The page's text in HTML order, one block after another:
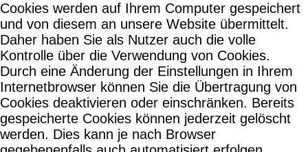
Cookies werden auf Ihrem Computer gespeichert
und von diesem an unsere Website übermittelt.
Daher haben Sie als Nutzer auch die volle
Kontrolle über die Verwendung von Cookies.
Durch eine Änderung der Einstellungen in Ihrem
Internetbrowser können Sie die Übertragung von
Cookies deaktivieren oder einschränken. Bereits
gespeicherte Cookies können jederzeit gelöscht
werden. Dies kann je nach Browser